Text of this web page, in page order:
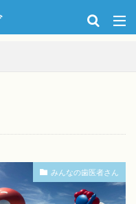
みんなの歯医者さん